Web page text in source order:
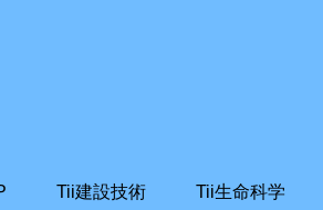
Tii建設技術 Tii生命科学